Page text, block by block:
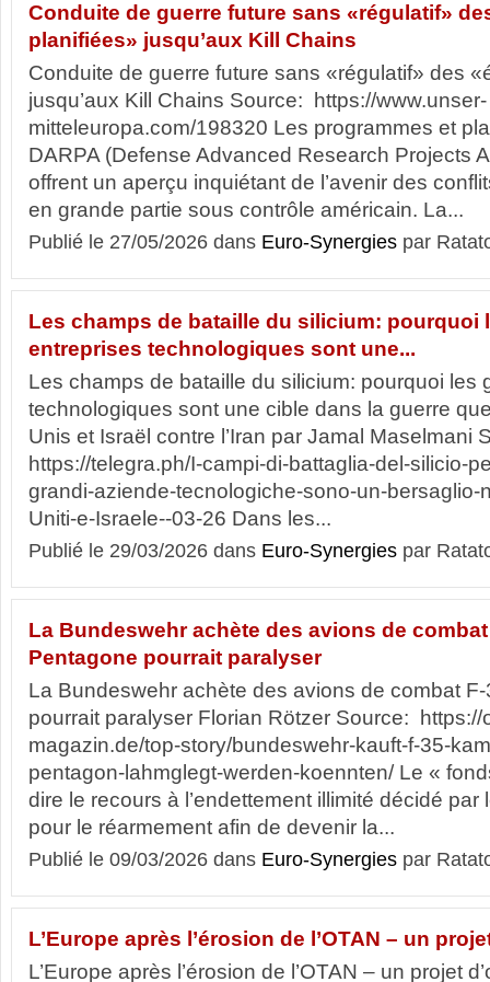
Conduite de guerre future sans «régulatif»
planifiées» jusqu’aux Kill Chains
Conduite de guerre future sans «régulatif» des
jusqu’aux Kill Chains Source: https://www.unser-
mitteleuropa.com/198320 Les programmes et
DARPA (Defense Advanced Research Projects
offrent un aperçu inquiétant de l’avenir des
en grande partie sous contrôle américain. La...
Publié le 27/05/2026 dans Euro-Synergies par
Les champs de bataille du silicium: pourquoi
entreprises technologiques sont une...
Les champs de bataille du silicium: pourquoi les
technologiques sont une cible dans la guerre
Unis et Israël contre l’Iran par Jamal Maselmani
https://telegra.ph/I-campi-di-battaglia-del-silicio-
grandi-aziende-tecnologiche-sono-un-bersaglio-
Uniti-e-Israele--03-26 Dans les...
Publié le 29/03/2026 dans Euro-Synergies par
La Bundeswehr achète des avions de
Pentagone pourrait paralyser
La Bundeswehr achète des avions de combat
pourrait paralyser Florian Rötzer Source: https://
magazin.de/top-story/bundeswehr-kauft-f-35-
pentagon-lahmglegt-werden-koennten/ Le «
dire le recours à l’endettement illimité décidé
pour le réarmement afin de devenir la...
Publié le 09/03/2026 dans Euro-Synergies par
L’Europe après l’érosion de l’OTAN – un
L’Europe après l’érosion de l’OTAN – un projet